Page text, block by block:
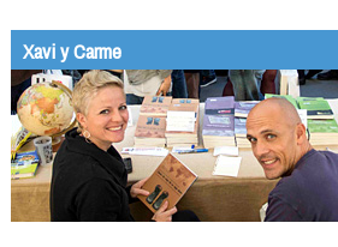
Xavi y Carme